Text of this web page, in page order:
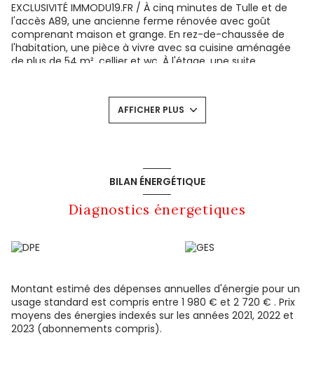
EXCLUSIVITÉ IMMODU19.FR / À cinq minutes de Tulle et de
l'accès A89, une ancienne ferme rénovée avec goût
comprenant maison et grange. En rez-de-chaussée de
l'habitation, une pièce à vivre avec sa cuisine aménagée
de plus de 54 m², cellier et wc. À l'étage, une suite
buanderie. Il y a la possibilité de rajouter un poêle à bois ou
granulés dans l'ancien "cantou" déjà gainé. Le tout sur plus
de 4 000 m² de terrain en fond d'impasse très calme.
exposé sont disponibles sur le site
AFFICHER PLUS
BILAN ÉNERGÉTIQUE
Diagnostics énergetiques
Montant estimé des dépenses annuelles d'énergie pour un
usage standard est compris entre 1 980 € et 2 720 € . Prix
moyens des énergies indexés sur les années 2021, 2022 et
2023 (abonnements compris).